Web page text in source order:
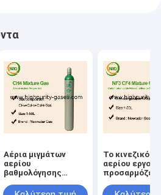
Αέρια μιγμάτων
αερίου
βαθμολόγησης
για τις εφαρμογές
Το κινεζικό
αερίου
προσαρμόζει
αερίου